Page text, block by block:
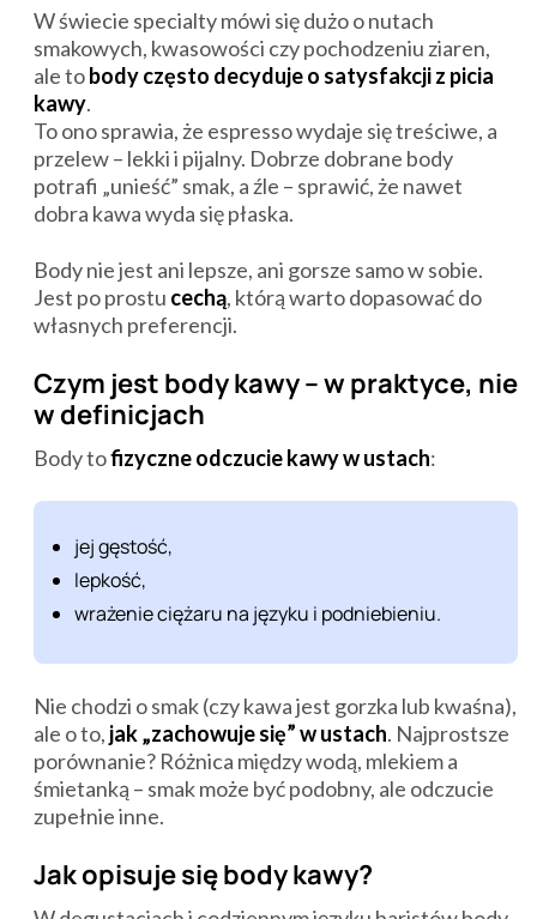
W świecie specialty mówi się dużo o nutach
smakowych, kwasowości czy pochodzeniu ziaren,
ale tobody często decyduje o satysfakcji z picia
kawy.
To ono sprawia, że espresso wydaje się treściwe, a
przelew – lekki i pijalny. Dobrze dobrane body
potrafi „unieść” smak, a źle – sprawić, że nawet
dobra kawa wyda się płaska.
Body nie jest ani lepsze, ani gorsze samo w sobie.
Jest po prostu cechą, którą warto dopasować do
własnych preferencji.
Czym jest body kawy – w praktyce, nie
w definicjach
Body tofizyczne odczucie kawy w ustach:
jej gęstość,
lepkość,
wrażenie ciężaru na języku i podniebieniu.
Nie chodzi o smak (czy kawa jest gorzka lub kwaśna),
ale o to, jak „zachowuje się” w ustach. Najprostsze
porównanie? Różnica między wodą, mlekiem a
śmietanką – smak może być podobny, ale odczucie
zupełnie inne.
Jak opisuje się body kawy?